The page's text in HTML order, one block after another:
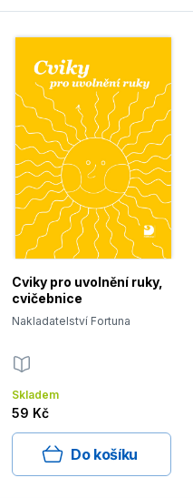
Cviky pro uvolnění ruky,
cvičebnice
Nakladatelství Fortuna
Skladem
59 Kč
Do košíku